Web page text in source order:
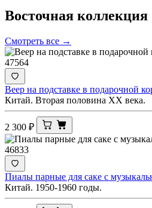
Восточная коллекция
Смотреть все →
47564
Веер на подставке в подарочной
Китай. Вторая половина ХХ века.
2 300 ₽
46833
Пиалы парные для саке с
Китай. 1950-1960 годы.